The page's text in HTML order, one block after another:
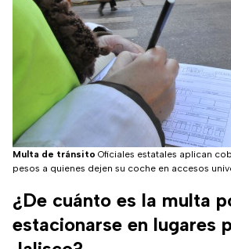
Multa de tránsito Oficiales estatales aplican
pesos a quienes dejen su coche en accesos
¿De cuánto es la multa
estacionarse en lugares